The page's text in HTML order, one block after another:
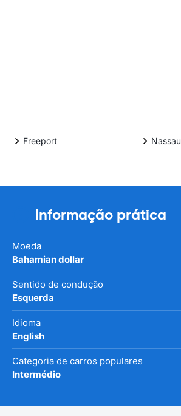
Freeport Nassau
Informação prática
Moeda
Bahamian dollar
Sentido de condução
Esquerda
Idioma
English
Categoria de carros populares
Intermédio